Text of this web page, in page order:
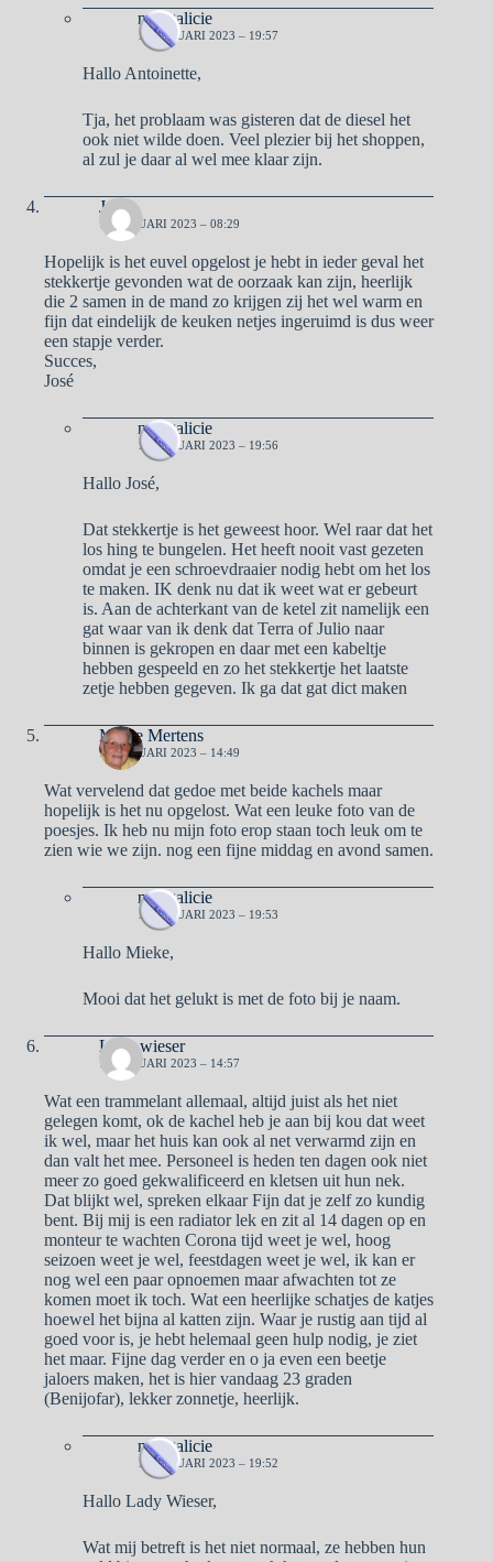
naargalicie
10 JANUARI 2023 – 19:57
Hallo Antoinette,
Tja, het problaam was gisteren dat de diesel het
ook niet wilde doen. Veel plezier bij het shoppen,
al zul je daar al wel mee klaar zijn.
José
10 JANUARI 2023 – 08:29
Hopelijk is het euvel opgelost je hebt in ieder geval het
stekkertje gevonden wat de oorzaak kan zijn, heerlijk
die 2 samen in de mand zo krijgen zij het wel warm en
fijn dat eindelijk de keuken netjes ingeruimd is dus weer
een stapje verder.
Succes,
José
naargalicie
10 JANUARI 2023 – 19:56
Hallo José,
Dat stekkertje is het geweest hoor. Wel raar dat het
los hing te bungelen. Het heeft nooit vast gezeten
omdat je een schroevdraaier nodig hebt om het los
te maken. IK denk nu dat ik weet wat er gebeurt
is. Aan de achterkant van de ketel zit namelijk een
gat waar van ik denk dat Terra of Julio naar
binnen is gekropen en daar met een kabeltje
hebben gespeeld en zo het stekkertje het laatste
zetje hebben gegeven. Ik ga dat gat dict maken
Mieke Mertens
10 JANUARI 2023 – 14:49
Wat vervelend dat gedoe met beide kachels maar
hopelijk is het nu opgelost. Wat een leuke foto van de
poesjes. Ik heb nu mijn foto erop staan toch leuk om te
zien wie we zijn. nog een fijne middag en avond samen.
naargalicie
10 JANUARI 2023 – 19:53
Hallo Mieke,
Mooi dat het gelukt is met de foto bij je naam.
Lady wieser
10 JANUARI 2023 – 14:57
Wat een trammelant allemaal, altijd juist als het niet
gelegen komt, ok de kachel heb je aan bij kou dat weet
ik wel, maar het huis kan ook al net verwarmd zijn en
dan valt het mee. Personeel is heden ten dagen ook niet
meer zo goed gekwalificeerd en kletsen uit hun nek.
Dat blijkt wel, spreken elkaar Fijn dat je zelf zo kundig
bent. Bij mij is een radiator lek en zit al 14 dagen op en
monteur te wachten Corona tijd weet je wel, hoog
seizoen weet je wel, feestdagen weet je wel, ik kan er
nog wel een paar opnoemen maar afwachten tot ze
komen moet ik toch. Wat een heerlijke schatjes de katjes
hoewel het bijna al katten zijn. Waar je rustig aan tijd al
goed voor is, je hebt helemaal geen hulp nodig, je ziet
het maar. Fijne dag verder en o ja even een beetje
jaloers maken, het is hier vandaag 23 graden
(Benijofar), lekker zonnetje, heerlijk.
naargalicie
10 JANUARI 2023 – 19:52
Hallo Lady Wieser,
Wat mij betreft is het niet normaal, ze hebben hun